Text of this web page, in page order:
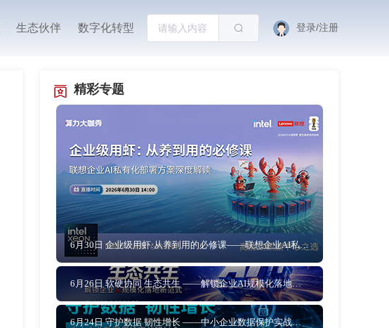
生态伙伴 数字化转型 登录/注册
精彩专题
6月30日 企业级用虾:从养到用的必修课——联想企业AI私有化部署方案深度解读
6月26日 软硬协同 生态共生 ——解锁企业AI规模化落地新范式
6月24日 守护数据 韧性增长 ——中小企业数据保护实战研讨会